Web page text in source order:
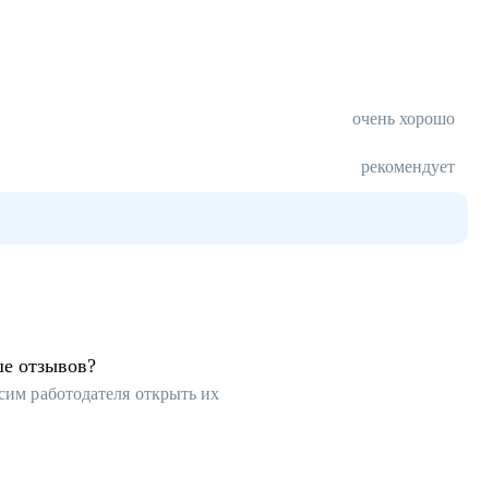
очень хорошо
рекомендует
отзывов?
работодателя открыть их